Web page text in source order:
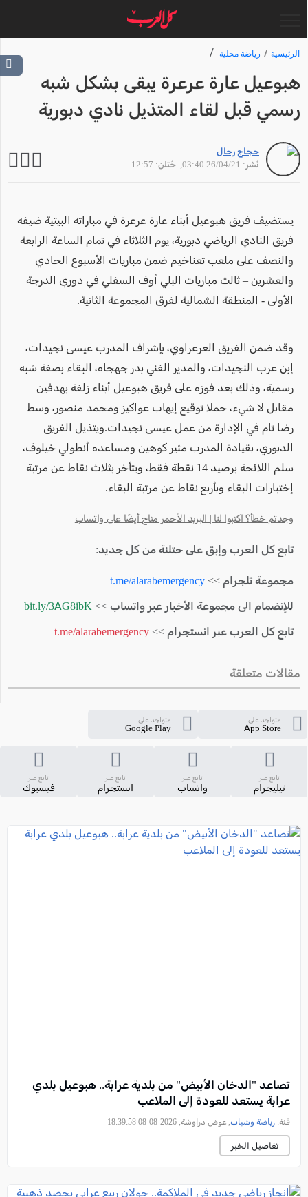
الرئيسية رياضة محلية
هبوعيل عارة عرعرة يبقى بشكل شبه
رسمي قبل لقاء المتذيل نادي دبورية
حجاج رحال
نُشر: 26/04/21 03:40
, حُتلن: 12:57
يستضيف فريق هبوعيل أبناء عارة عرعرة في مباراته البيتية ضيفه
فريق النادي الرياضي دبورية، يوم الثلاثاء في تمام الساعة الرابعة
والنصف على ملعب تعناخيم ضمن مباريات الأسبوع الحادي
والعشرين – ثالث مباريات البلي أوف السفلي في دوري الدرجة
الأولى - المنطقة الشمالية لفرق المجموعة الثانية.
وقد ضمن الفريق العرعراوي، بإشراف المدرب عيسى نجيدات،
إبن عرب النجيدات، والمدير الفني بدر جهجاه، البقاء بصفة شبه
رسمية، وذلك بعد فوزه على فريق هبوعيل أبناء زلفة بهدفين
مقابل لا شيء، حملا توقيع إيهاب عواكيز ومحمد منصور، وسط
رضا تام في الإدارة من عمل عيسى نجيدات.ويتذيل الفريق
الدبوري، بقيادة المدرب مئير كوهين ومساعده أنطولي خيلوف،
سلم اللائحة برصيد 14 نقطة فقط، ويتأخر بثلاث نقاط عن مرتبة
إختبارات البقاء وبأربع نقاط عن مرتبة البقاء.
وجدتم خطأ؟ اكتبوا لنا | البريد الأحمر متاح أيضًا على واتساب
تابع كل العرب وإبق على حتلنة من كل جديد:
مجموعة تلجرام >> t.me/alarabemergency
للإنضمام الى مجموعة الأخبار عبر واتساب >> bit.ly/3AG8ibK
تابع كل العرب عبر انستجرام >> t.me/alarabemergency
مقالات متعلقة
متواجد على
App Store
متواجد على
Google Play
تابع عبر
تيليجرام
تابع عبر
واتساب
تابع عبر
انستجرام
تابع عبر
فيسبوك
تصاعد "الدخان الأبيض" من بلدية عرابة.. هبوعيل بلدي
عرابة يستعد للعودة إلى الملاعب
فئة: رياضة وشباب, عوض دراوشة, 2026-08-08 18:39:58
تفاصيل الخبر